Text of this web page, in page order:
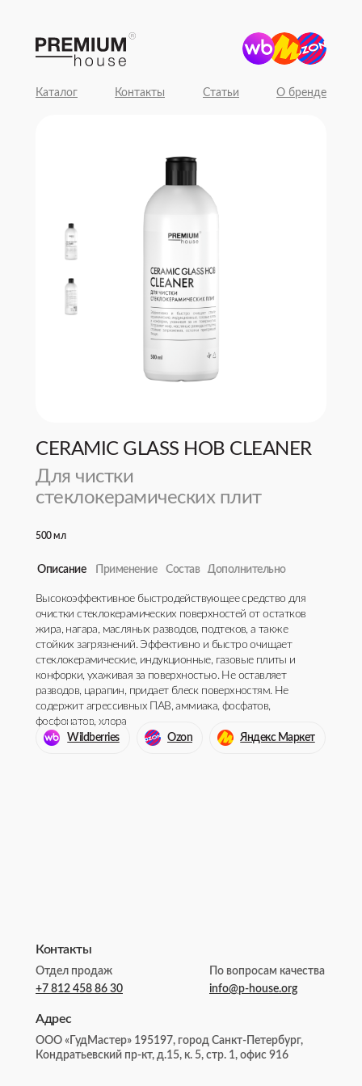
О бренде
Контакты Статьи
Каталог
Дополнительно
Состав
Применение
Описание
Высокоэффективное быстродействующее средство для
очистки стеклокерамических поверхностей от остатков
жира, нагара, масляных разводов, подтеков, а также
стойких загрязнений. Эффективно и быстро очищает
стеклокерамические, индукционные, газовые плиты и
конфорки, ухаживая за поверхностью. Не оставляет
разводов, царапин, придает блеск поверхностям. Не
содержит агрессивных ПАВ, аммиака, фосфатов,
фосфонатов, хлора
Использовать средство только на остывших поверхностях.
Нанести средство на поверхность и оставить на 1-2
минуты. Протереть поверхность чистой влажной
салфеткой (губкой) несколько раз до полного удаления
средства. Салфетку прополаскивать водой. При сильных
нагарах увеличить время контакта с поверхностью до 15 -
30 минут.
вода > 30%, смесь органической и неорганической щелочи
< 30 %, АПАВ <5 %, тринатриевая соль нитрилотриуксусной
кислоты < 5%, краситель < 5%, отдушка<5%.
Срок годности: 24 месяца
Аромат: Свежий
Яндекс Маркет
Ozon
Wildberries
500 мл
Для чистки
стеклокерамических плит
CERAMIC GLASS HOB CLEANER
Адрес
ООО «ГудМастер» 195197, город Санкт-Петербург,
Кондратьевский пр-кт, д.15, к. 5, стр. 1, офис 916
info@p-house.org
+7 812 458 86 30
По вопросам качества
Отдел продаж
Контакты